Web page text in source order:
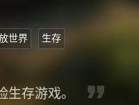
世界 生存
生存游戏。